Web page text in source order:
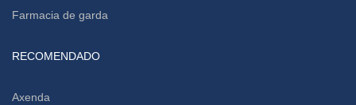
Farmacia de garda
RECOMENDADO
Axenda